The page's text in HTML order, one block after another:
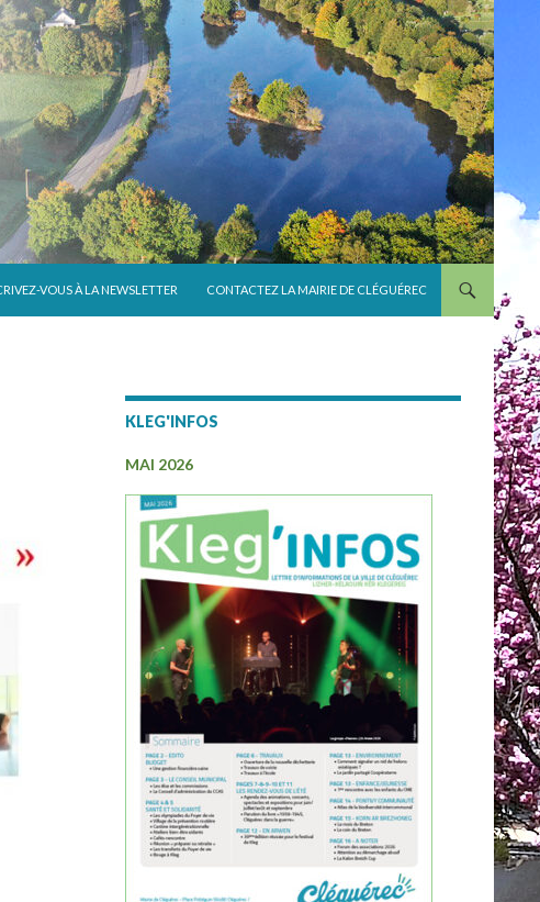
VOUS À LA NEWSLETTER CONTACTEZ LA MAIRIE DE CLÉGUÉREC
KLEG'INFOS
MAI 2026